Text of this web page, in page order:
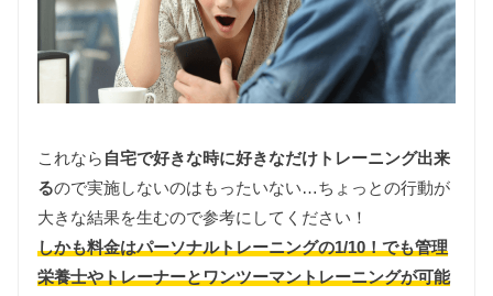
これなら 自宅で好きな時に好きなだけトレーニング出来
るので実施しないのはもったいない…ちょっとの行動が
大きな結果を生むので参考にしてください！
しかも料金はパーソナルトレーニングの1/10！でも管理
栄養士やトレーナーとワンツーマントレーニングが可能